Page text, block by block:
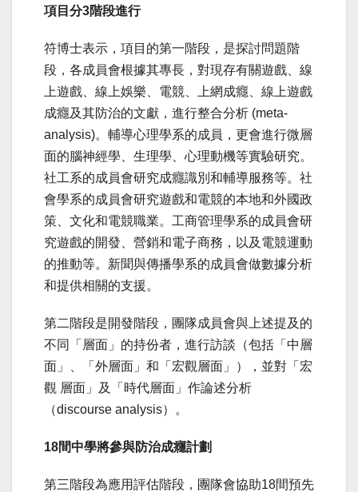
項目分3階段進行
符博士表示，項目的第一階段，是探討問題階
段，各成員會根據其專長，對現存有關遊戲、線
上遊戲、線上娛樂、電競、上網成癮、線上遊戲
成癮及其防治的文獻，進行整合分析 (meta-
analysis)。輔導心理學系的成員，更會進行微層
面的腦神經學、生理學、心理動機等實驗研究。
社工系的成員會研究成癮識別和輔導服務等。社
會學系的成員會研究遊戲和電競的本地和外國政
策、文化和電競職業。工商管理學系的成員會研
究遊戲的開發、營銷和電子商務，以及電競運動
的推動等。新聞與傳播學系的成員會做數據分析
和提供相關的支援。
第二階段是開發階段，團隊成員會與上述提及的
不同「層面」的持份者，進行訪談（包括「中層
面」、「外層面」和「宏觀層面」），並對「宏
觀 層面」及「時代層面」作論述分析
（discourse analysis）。
18間中學將參與防治成癮計劃
第三階段為應用評估階段，團隊會協助18間預先